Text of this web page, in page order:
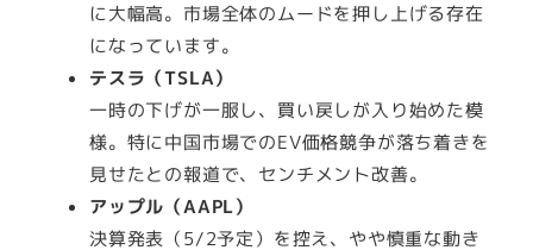
に大幅高。市場全体のムードを押し上げる存在
になっています。
テスラ（TSLA）
一時の下げが一服し、買い戻しが入り始めた模
様。特に中国市場でのEV価格競争が落ち着きを
見せたとの報道で、センチメント改善。
アップル（AAPL）
決算発表（5/2予定）を控え、やや慎重な動き